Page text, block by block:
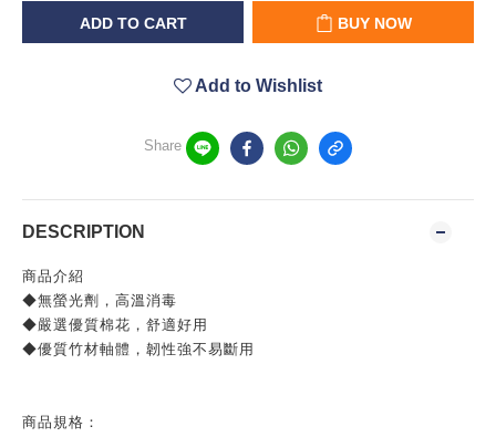
ADD TO CART BUY NOW
Add to Wishlist
Share
DESCRIPTION
商品介紹
◆無螢光劑，高溫消毒
◆嚴選優質棉花，舒適好用
◆優質竹材軸體，韌性強不易斷用
商品規格：